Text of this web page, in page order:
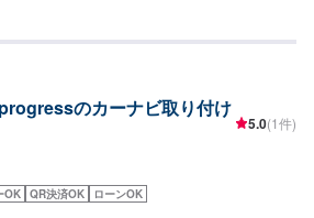
せた日常を彩る大切な相棒であり、熟練の職人
を駆使して最適な方法のご提案をさせていただ
ては他社様でお断りされる様な内容でも承って
ください！--------------------------------------------------
り次第納車-----納期について-----納期は通常2~3
期は前後する場合がございます。予め、ご了承
のカーナビ取り付け
5.0(1件)
OK QR決済OK ローンOK